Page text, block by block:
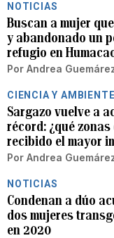
NOTICIAS
Buscan a mujer
y abandonado un
refugio en
Por Andrea
CIENCIA Y AMBIENTE
Sargazo vuelve a
récord: ¿qué
recibido el mayor
Por Andrea
NOTICIAS
Condenan a dúo
dos mujeres
en 2020